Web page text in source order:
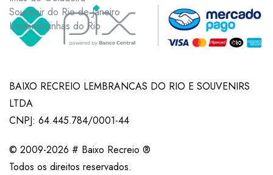
Souvenir do Rio de Janeiro
Lembrancinhas do Rio
BAIXO RECREIO LEMBRANCAS DO RIO E SOUVENIRS
LTDA
CNPJ: 64.445.784/0001-44
© 2009-2026 # Baixo Recreio ®
Todos os direitos reservados.